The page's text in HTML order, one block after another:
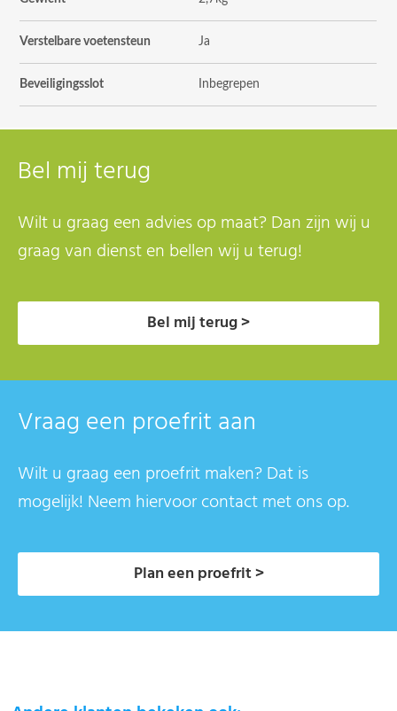
Verstelbare voetensteun Ja
Beveiligingsslot Inbegrepen
Bel mij terug
Wilt u graag een advies op maat? Dan zijn wij u
graag van dienst en bellen wij u terug!
Bel mij terug >
Vraag een proefrit aan
Wilt u graag een proefrit maken? Dat is
mogelijk! Neem hiervoor contact met ons op.
Plan een proefrit >